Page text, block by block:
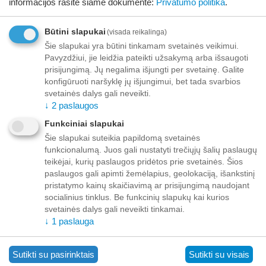
JOSICAT
KATTOVIT
KITTY TIME
L
MIAMOR
N
NATURE'S VARIETY
Būtini slapukai (visada reikalinga)
Šie slapukai yra būtini tinkamam svetainės veikimui.
Pavyzdžiui, jie leidžia pateikti užsakymą arba išsaugoti
prisijungimą. Jų negalima išjungti per svetainę. Galite
konfigūruoti naršyklę jų išjungimui, bet tada svarbios
svetainės dalys gali neveikti.
↓ 2 paslaugos
Funkciniai slapukai
Šie slapukai suteikia papildomą svetainės
funkcionalumą. Juos gali nustatyti trečiųjų šalių paslaugų
teikėjai, kurių paslaugos pridėtos prie svetainės. Šios
paslaugos gali apimti žemėlapius, geolokaciją, išankstinį
pristatymo kainų skaičiavimą ar prisijungimą naudojant
socialinius tinklus. Be funkcinių slapukų kai kurios
svetainės dalys gali neveikti tinkamai.
↓ 1 paslauga
Sutikti su pasirinktais Sutikti su visais